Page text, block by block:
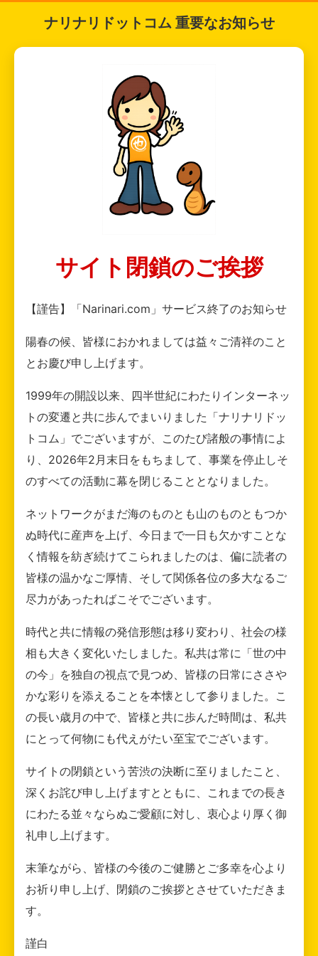
ナリナリドットコム 重要なお知らせ
サイト閉鎖のご挨拶
【謹告】「Narinari.com」サービス終了のお知らせ
陽春の候、皆様におかれましては益々ご清祥のこと
とお慶び申し上げます。
1999年の開設以来、四半世紀にわたりインターネッ
トの変遷と共に歩んでまいりました「ナリナリドッ
トコム」でございますが、このたび諸般の事情によ
り、2026年2月末日をもちまして、事業を停止しそ
のすべての活動に幕を閉じることとなりました。
ネットワークがまだ海のものとも山のものともつか
ぬ時代に産声を上げ、今日まで一日も欠かすことな
く情報を紡ぎ続けてこられましたのは、偏に読者の
皆様の温かなご厚情、そして関係各位の多大なるご
尽力があったればこそでございます。
時代と共に情報の発信形態は移り変わり、社会の様
相も大きく変化いたしました。私共は常に「世の中
の今」を独自の視点で見つめ、皆様の日常にささや
かな彩りを添えることを本懐として参りました。こ
の長い歳月の中で、皆様と共に歩んだ時間は、私共
にとって何物にも代えがたい至宝でございます。
サイトの閉鎖という苦渋の決断に至りましたこと、
深くお詫び申し上げますとともに、これまでの長き
にわたる並々ならぬご愛顧に対し、衷心より厚く御
礼申し上げます。
末筆ながら、皆様の今後のご健勝とご多幸を心より
お祈り申し上げ、閉鎖のご挨拶とさせていただきま
す。
謹白